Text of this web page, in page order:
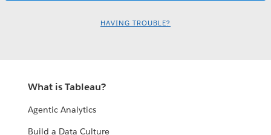
HAVING TROUBLE?
What is Tableau?
Agentic Analytics
Build a Data Culture